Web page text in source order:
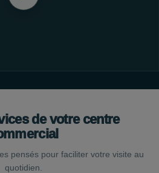
de votre centre
pensés pour faciliter votre visite au
quotidien.